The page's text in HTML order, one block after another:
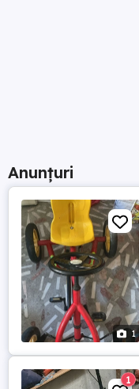
Anunțuri
1
1